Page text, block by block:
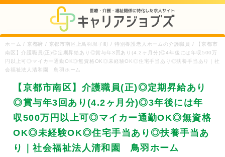
ホーム / 京都府 / 京都市南区上鳥羽堀子町 / 特別養護老人ホームの介護職員 / 【京都市
南区】介護職員(正)◎定期昇給あり◎賞与年3回あり(4.2ヶ月分)◎4年後には年収500万
円以上可◎マイカー通勤OK◎無資格OK◎未経験OK◎住宅手当あり◎扶養手当あり｜社
会福祉法人清和園 鳥羽ホーム
【京都市南区】介護職員(正)◎定期昇給あり
◎賞与年3回あり(4.2ヶ月分)◎3年後には年
収500万円以上可◎マイカー通勤OK◎無資格
OK◎未経験OK◎住宅手当あり◎扶養手当あ
り｜社会福祉法人清和園 鳥羽ホーム